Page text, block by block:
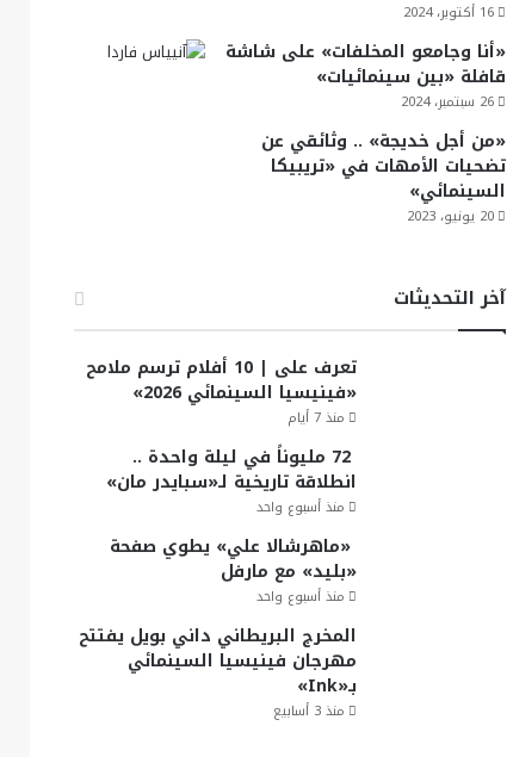
16 أكتوبر، 2024
«أنا وجامعو المخلفات» على شاشة
قافلة «بين سينمائيات»
26 سبتمبر، 2024
«من أجل خديجة» .. وثائقي عن
تضحيات الأمهات في «تريبيكا
السينمائي»
20 يونيو، 2023
آخر التحديثات
تعرف على | 10 أفلام ترسم ملامح
«فينيسيا السينمائي 2026»
منذ 7 أيام
72 مليوناً في ليلة واحدة ..
انطلاقة تاريخية لـ«سبايدر مان»
منذ أسبوع واحد
«ماهرشالا علي» يطوي صفحة
«بليد» مع مارفل
منذ أسبوع واحد
المخرج البريطاني داني بويل يفتتح
مهرجان فينيسيا السينمائي
بـ«Ink»
منذ 3 أسابيع